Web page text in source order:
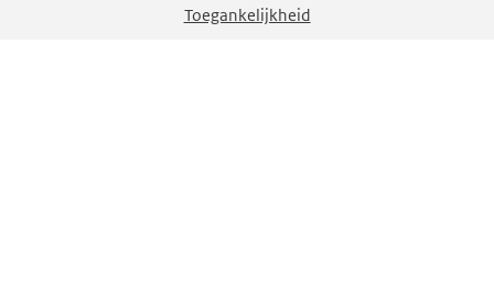
Toegankelijkheid